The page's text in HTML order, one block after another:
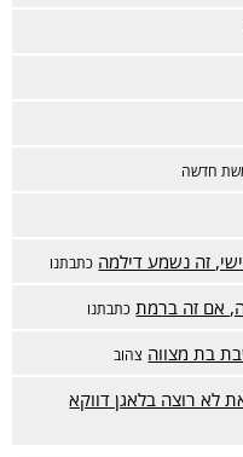
חדשה
זה נשמע דילמה כתבתנו
אם זה ברמת כתבתנו
בת מצווה צהוב
לא רוצה בלאגן דווקא